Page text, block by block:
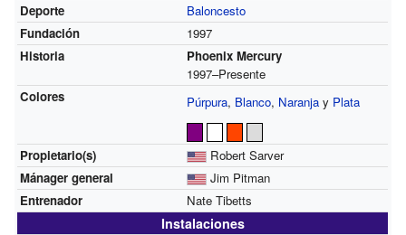
Deporte
Baloncesto
Fundación
1997
Historia
Phoenix Mercury
1997–Presente
Colores
Púrpura, Blanco, Naranjay Plata
Propietario(s)
Robert Sarver
Mánager general
Jim Pitman
Entrenador
Nate Tibetts
Instalaciones